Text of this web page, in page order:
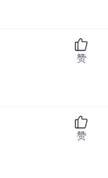
赞
赞